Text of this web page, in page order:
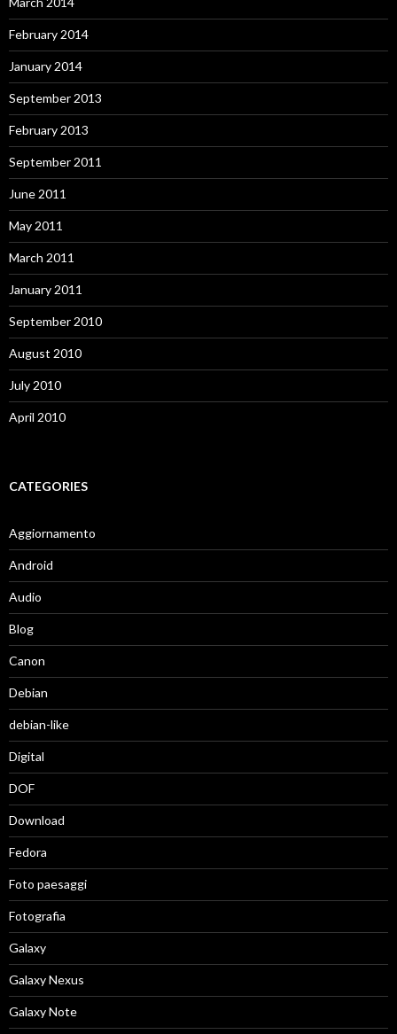
February 2014
January 2014
September 2013
February 2013
September 2011
June 2011
May 2011
March 2011
January 2011
September 2010
August 2010
July 2010
April 2010
CATEGORIES
Aggiornamento
Android
Audio
Blog
Canon
Debian
debian-like
Digital
DOF
Download
Fedora
Foto paesaggi
Fotografia
Galaxy
Galaxy Nexus
Galaxy Note